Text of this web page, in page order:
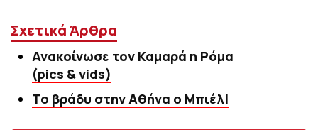
Σχετικά Άρθρα
Ανακοίνωσε τον Καμαρά η Ρόμα
(pics & vids)
Το βράδυ στην Αθήνα ο Μπιέλ!